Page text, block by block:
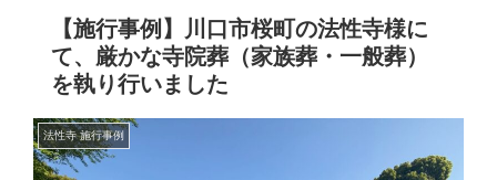
【施行事例】川口市桜町の法性寺様に
て、厳かな寺院葬（家族葬・一般葬）
を執り行いました
法性寺 施行事例